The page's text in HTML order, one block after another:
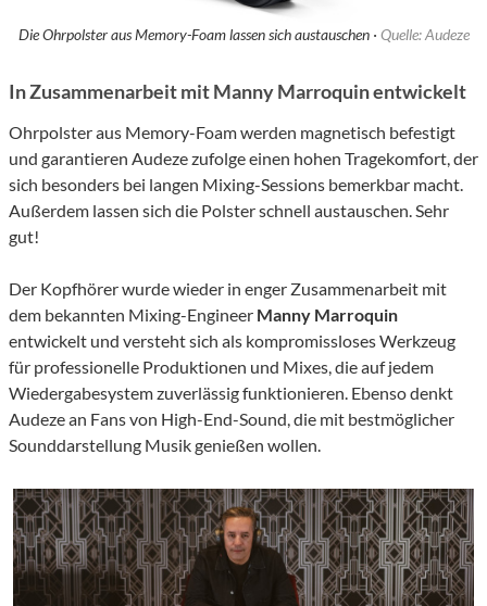
Die Ohrpolster aus Memory-Foam lassen sich austauschen · Quelle: Audeze
In Zusammenarbeit mit Manny Marroquin entwickelt
Ohrpolster aus Memory-Foam werden magnetisch befestigt
und garantieren Audeze zufolge einen hohen Tragekomfort, der
sich besonders bei langen Mixing-Sessions bemerkbar macht.
Außerdem lassen sich die Polster schnell austauschen. Sehr
gut!
Der Kopfhörer wurde wieder in enger Zusammenarbeit mit
dem bekannten Mixing-Engineer Manny Marroquin
entwickelt und versteht sich als kompromissloses Werkzeug
für professionelle Produktionen und Mixes, die auf jedem
Wiedergabesystem zuverlässig funktionieren. Ebenso denkt
Audeze an Fans von High-End-Sound, die mit bestmöglicher
Sounddarstellung Musik genießen wollen.